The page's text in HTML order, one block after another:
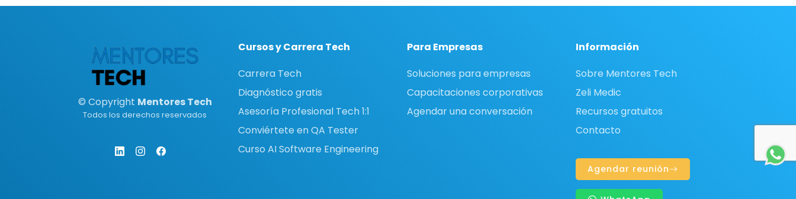
© Copyright Mentores Tech
Todos los derechos reservados
Cursos y Carrera Tech
Carrera Tech
Diagnóstico gratis
Asesoría Profesional Tech 1:1
Conviértete en QA Tester
Curso AI Software Engineering
Para Empresas
Soluciones para empresas
Capacitaciones corporativas
Agendar una conversación
Información
Sobre Mentores Tech
Zeli Medic
Recursos gratuitos
Contacto
Agendar reunión